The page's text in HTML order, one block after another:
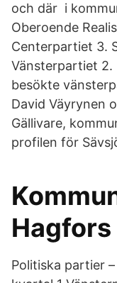
och där i
Oberoende
Centerpartiet 3.
Vänsterpartiet 2.
besökte
David Väyrynen
Gällivare,
profilen för
Politiska partier